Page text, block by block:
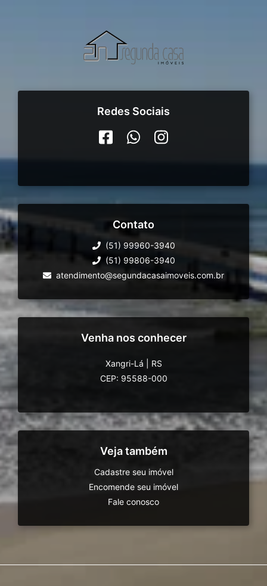
Redes Sociais
Contato
(51) 99960-3940
(51) 99806-3940
atendimento@segundacasaimoveis.com.br
Venha nos conhecer
Xangri-Lá
RS
CEP: 95588-000
Veja também
Cadastre seu imóvel
Encomende seu imóvel
Fale conosco